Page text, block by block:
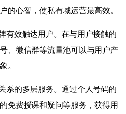
的心智，使私有域运营最高效。
效触达用户。在与用户接触的
、微信群等流量池可以与用户产
。
的多层服务。通过个人号码的
免费授课和疑问等服务，获得用